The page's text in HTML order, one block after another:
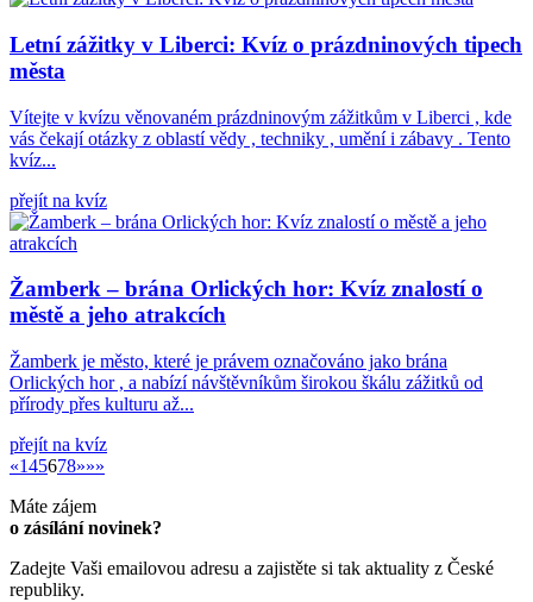
Letní zážitky v Liberci: Kvíz o prázdninových tipech
města
Vítejte v kvízu věnovaném prázdninovým zážitkům v Liberci , kde
vás čekají otázky z oblastí vědy , techniky , umění i zábavy . Tento
kvíz...
přejít na kvíz
Žamberk – brána Orlických hor: Kvíz znalostí o
městě a jeho atrakcích
Žamberk je město, které je právem označováno jako brána
Orlických hor , a nabízí návštěvníkům širokou škálu zážitků od
přírody přes kulturu až...
přejít na kvíz
««145678»»
»»
Máte zájem
o zásílání novinek?
Zadejte Vaši emailovou adresu a zajistěte si tak aktuality z České
republiky.